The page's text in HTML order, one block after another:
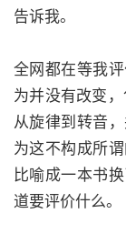
告诉我。
全网都在等我
为并没有改变
从旋律到转音
为这不构成所
比喻成一本书
道要评价什么。